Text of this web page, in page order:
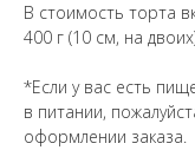
В стоимость торта
400 г (10 см, на
*Если у вас есть
в питании,
оформлении заказа.